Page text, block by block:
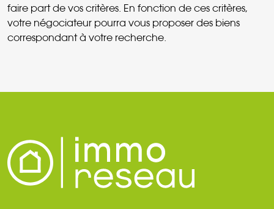
faire part de vos critères. En fonction de ces critères,
votre négociateur pourra vous proposer des biens
correspondant à votre recherche.